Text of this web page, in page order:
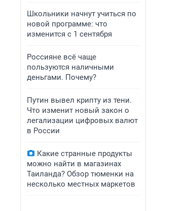
Школьники начнут учиться по
новой программе: что
изменится с 1 сентября
Россияне всё чаще
пользуются наличными
деньгами. Почему?
Путин вывел крипту из тени.
Что изменит новый закон о
легализации цифровых валют
в России
Какие странные продукты
можно найти в магазинах
Таиланда? Обзор тюменки на
несколько местных маркетов